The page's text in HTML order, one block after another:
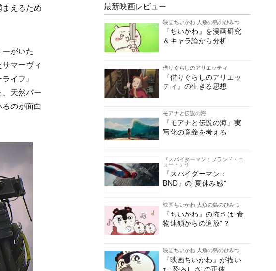
えるため
がいた
マーヴィ
イフ』
天然パー
のが面白
最新映画レビュー
映画ちいかわ 人魚の島のひみつ
『ちいかわ』を漫画研究
＆キャラ論から分析
借りぐらしのアリエッティ
『借りぐらしのアリエッ
ティ』の生きる思想
モアナと伝説の海
『モアナと伝説の海』実
写化の意義を考える
『スパイダーマン：ブランド・ニ
ュー・デイ
『スパイダーマン：
BND』の“夏休み感”
映画ちいかわ 人魚の島のひみつ
『ちいかわ』の怖さは“食
物連鎖からの追放”？
映画ちいかわ 人魚の島のひみつ
『映画ちいかわ』が描い
た“恐ろしさ”の正体